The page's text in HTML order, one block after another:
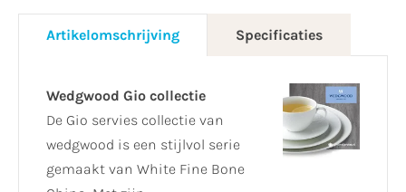
Artikelomschrijving Specificaties
Wedgwood Gio collectie
De Gio servies collectie van
wedgwood is een stijlvol serie
gemaakt van White Fine Bone